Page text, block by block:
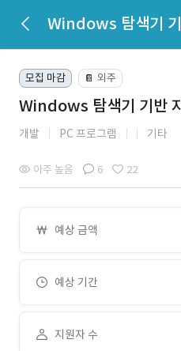
모집 마감 📔 외주
Windows 탐색기 기반
개발 PC 프로그램 기타
아주 높음 6 22
예상 금액
예상 기간
지원자 수